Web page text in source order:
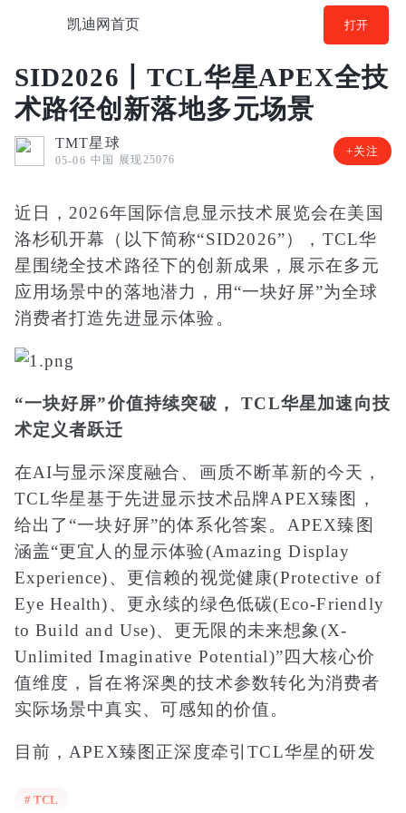
凯迪网首页 打开
SID2026丨TCL华星APEX全技
术路径创新落地多元场景
TMT星球
05-06 中国 展现25076
+关注
近日，2026年国际信息显示技术展览会在美国
洛杉矶开幕（以下简称“SID2026”），TCL华
星围绕全技术路径下的创新成果，展示在多元
应用场景中的落地潜力，用“一块好屏”为全球
消费者打造先进显示体验。
“一块好屏”价值持续突破， TCL华星加速向技
术定义者跃迁
在AI与显示深度融合、画质不断革新的今天，
TCL华星基于先进显示技术品牌APEX臻图，
给出了“一块好屏”的体系化答案。APEX臻图
涵盖“更宜人的显示体验(Amazing Display
Experience)、更信赖的视觉健康(Protective of
Eye Health)、更永续的绿色低碳(Eco-Friendly
to Build and Use)、更无限的未来想象(X-
Unlimited Imaginative Potential)”四大核心价
值维度，旨在将深奥的技术参数转化为消费者
实际场景中真实、可感知的价值。
目前，APEX臻图正深度牵引TCL华星的研发
升、视觉健康、绿色低功耗等维度，引导FMM
# TCL